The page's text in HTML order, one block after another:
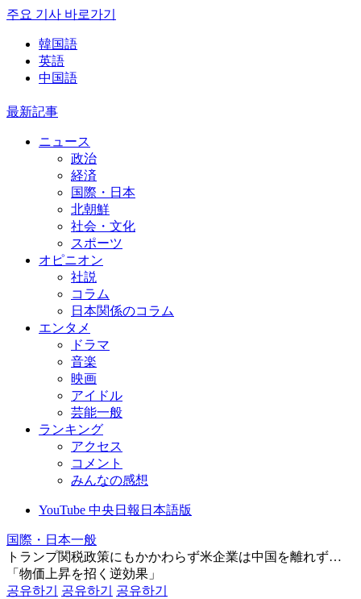
주요 기사 바로가기
韓国語
英語
中国語
最新記事
ニュース
政治
経済
国際・日本
北朝鮮
社会・文化
スポーツ
オピニオン
社説
コラム
日本関係のコラム
エンタメ
ドラマ
音楽
映画
アイドル
芸能一般
ランキング
アクセス
コメント
みんなの感想
YouTube 中央日報日本語版
国際・日本一般
トランプ関税政策にもかかわらず米企業は中国を離れず…
「物価上昇を招く逆効果」
공유하기
공유하기
공유하기